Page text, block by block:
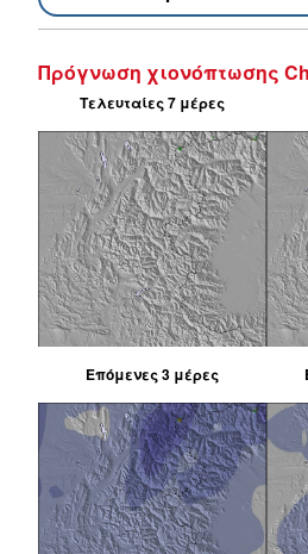
Πρόγνωση χιονόπτωσης
Τελευταίες 7 μέρες
Επόμενες 3 μέρες